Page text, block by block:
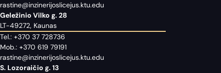
rastine@inzinerijoslicejus.ktu.edu
Geležinio Vilko g. 28
LT-49272, Kaunas
Tel.: +370 37 728736
Mob.: +370 619 79191
rastine@inzinerijoslicejus.ktu.edu
S. Lozoraičio g. 13